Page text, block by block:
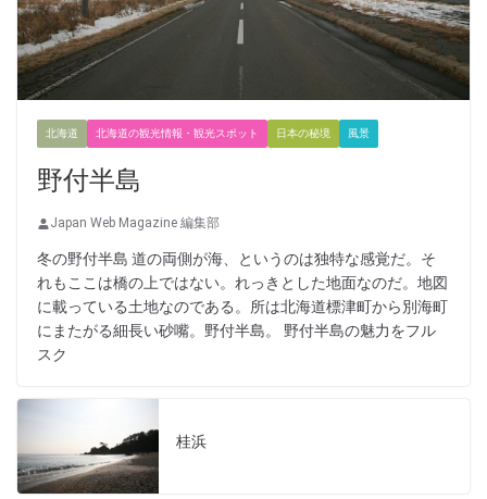
北海道 北海道の観光情報・観光スポット 日本の秘境 風景
野付半島
Japan Web Magazine 編集部
冬の野付半島 道の両側が海、というのは独特な感覚だ。そ
れもここは橋の上ではない。れっきとした地面なのだ。地図
に載っている土地なのである。所は北海道標津町から別海町
にまたがる細長い砂嘴。野付半島。 野付半島の魅力をフル
スク
桂浜